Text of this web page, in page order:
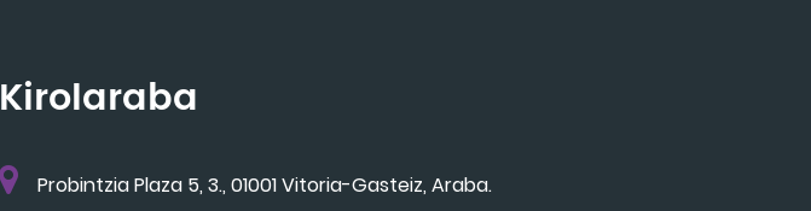
Kirolaraba
Probintzia Plaza 5, 3., 01001 Vitoria-Gasteiz, Araba.